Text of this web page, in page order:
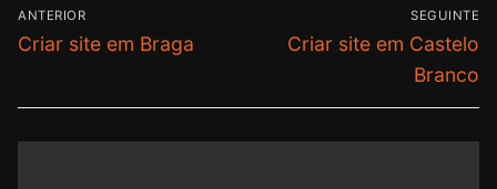
ANTERIOR
Criar site em Braga
SEGUINTE
Criar site em Castelo
Branco